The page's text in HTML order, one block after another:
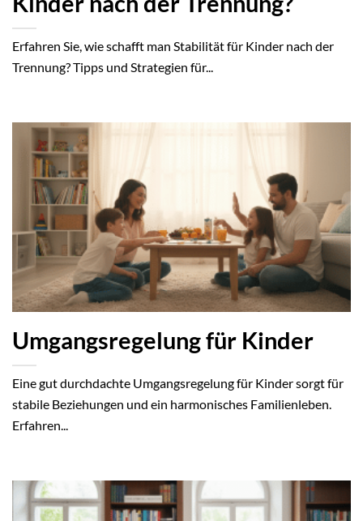
Erfahren Sie, wie schafft man Stabilität für Kinder nach der
Trennung? Tipps und Strategien für...
Umgangsregelung für Kinder
Eine gut durchdachte Umgangsregelung für Kinder sorgt für
stabile Beziehungen und ein harmonisches Familienleben.
Erfahren...